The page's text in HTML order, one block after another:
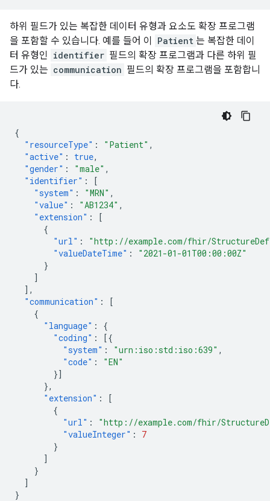
하위 필드가 있는 복잡한 데이터 유형과 요소도 확장 프로그램
을 포함할 수 있습니다. 예를 들어 이
Patient 는 복잡한 데이
터 유형인 identifier 필드의 확장 프로그램과 다른 하위 필
드가 있는 communication 필드의 확장 프로그램을 포함합니
다.
{
"resourceType" : "Patient" ,
"active" : true,
"gender" : "male" ,
"identifier" :
[
"system" : "MRN" ,
"value" : "AB1234" ,
"extension" :
[
{
"url" :
"http://example.com/fhir/
"valueDateTime" :
"2021-01-01T00:00:00Z"
}
]
],
"communication" :
[
{
"language" :
{
"coding" :
[{
"system" : "urn:iso:std:iso:639" ,
"code" :
"EN"
}]
},
"extension" :
[
{
"url" :
"http://example.com/fhir/
"valueInteger" :
7
}
]
}
]
}